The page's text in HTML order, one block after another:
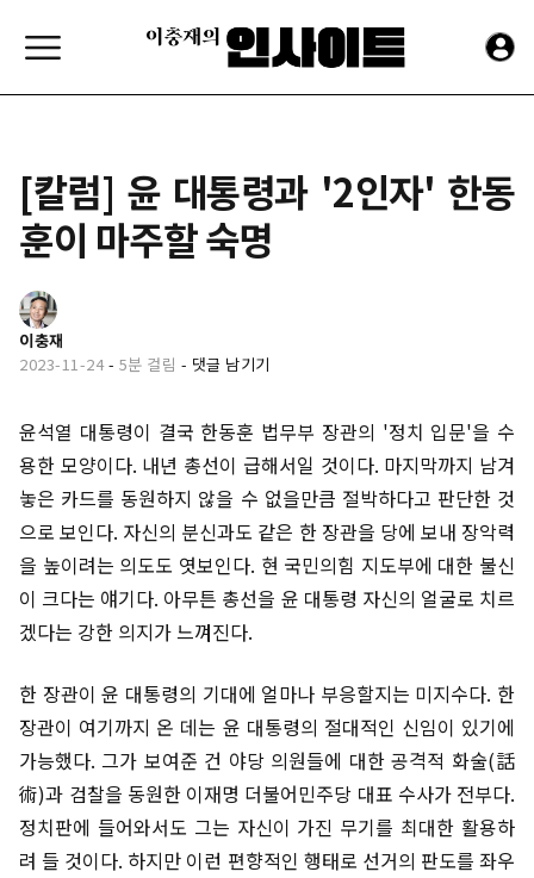
[칼럼] 윤 대통령과 '2인자' 한동
훈이 마주할 숙명
이충재
2023-11-24- 5분 걸림 - 댓글 남기기
윤석열 대통령이 결국 한동훈 법무부 장관의 '정치 입문'을 수
용한 모양이다. 내년 총선이 급해서일 것이다. 마지막까지 남겨
놓은 카드를 동원하지 않을 수 없을만큼 절박하다고 판단한 것
으로 보인다. 자신의 분신과도 같은 한 장관을 당에 보내 장악력
을 높이려는 의도도 엿보인다. 현 국민의힘 지도부에 대한 불신
이 크다는 얘기다. 아무튼 총선을 윤 대통령 자신의 얼굴로 치르
겠다는 강한 의지가 느껴진다.
한 장관이 윤 대통령의 기대에 얼마나 부응할지는 미지수다. 한
장관이 여기까지 온 데는 윤 대통령의 절대적인 신임이 있기에
가능했다. 그가 보여준 건 야당 의원들에 대한 공격적 화술(話
術)과 검찰을 동원한 이재명 더불어민주당 대표 수사가 전부다.
정치판에 들어와서도 그는 자신이 가진 무기를 최대한 활용하
려 들 것이다. 하지만 이런 편향적인 행태로 선거의 판도를 좌우